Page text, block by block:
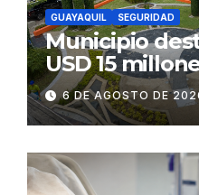
GUAYAQUIL SEGURIDAD
Municipio
USD 15
SEGURA EP
seguridad
6 DE AGOSTO DE